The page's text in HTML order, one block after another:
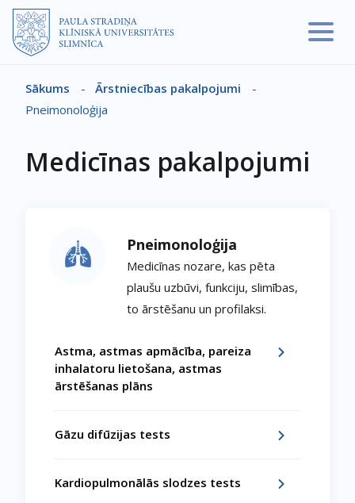
Pārlekt uz galveno saturu
Atpakaļceļš
Sākums - Ārstniecības pakalpojumi
-
Pneimonoloģija
Medicīnas pakalpojumi
Pneimonoloģija
Medicīnas nozare, kas pēta
plaušu uzbūvi, funkciju, slimības,
to ārstēšanu un profilaksi.
Astma, astmas apmācība, pareiza
inhalatoru lietošana, astmas
ārstēšanas plāns
Gāzu difūzijas tests
Kardiopulmonālās slodzes tests